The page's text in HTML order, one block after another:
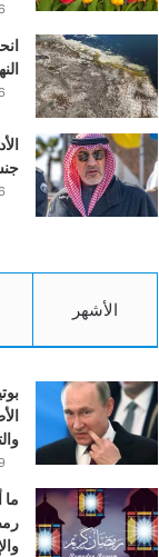
الأشهر